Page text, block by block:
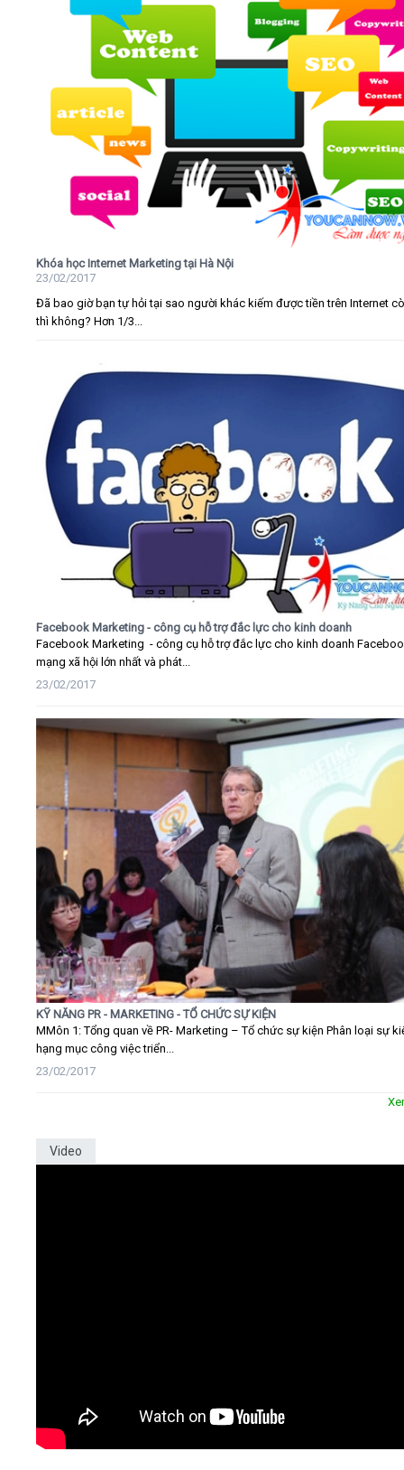
Khóa học Internet Marketing tại Hà Nội
23/02/2017
Đã bao giờ bạn tự hỏi tại sao người khác kiếm được tiền trên Internet
thì không? Hơn 1/3...
Facebook Marketing - công cụ hỗ trợ đắc lực cho kinh doanh
Facebook Marketing - công cụ hỗ trợ đắc lực cho kinh doanh
mạng xã hội lớn nhất và phát...
23/02/2017
KỸ NĂNG PR - MARKETING - TỔ CHỨC SỰ KIỆN
MMôn 1: Tổng quan về PR- Marketing – Tổ chức sự kiện Phân loại sự
hạng mục công việc triển...
23/02/2017
Video